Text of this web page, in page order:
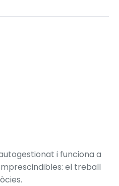
i funciona a
el treball